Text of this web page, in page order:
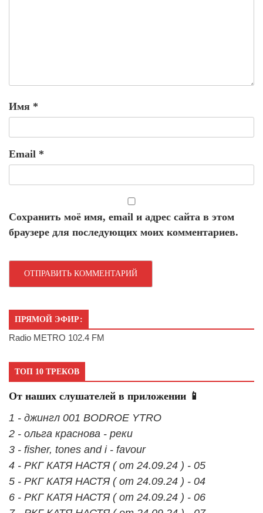
Имя *
Email *
Сохранить моё имя, email и адрес сайта в этом
браузере для последующих моих комментариев.
ПРЯМОЙ ЭФИР:
Radio METRO 102.4 FM
ТОП 10 ТРЕКОВ
От наших слушателей в приложении 📱
1 - джингл 001 BODROE YTRO
2 - ольга краснова - реки
3 - fisher, tones and i - favour
4 - РКГ КАТЯ НАСТЯ ( от 24.09.24 ) - 05
5 - РКГ КАТЯ НАСТЯ ( от 24.09.24 ) - 04
6 - РКГ КАТЯ НАСТЯ ( от 24.09.24 ) - 06